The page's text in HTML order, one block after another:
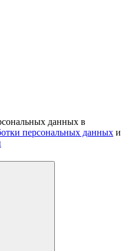
данных в
персональных данных и